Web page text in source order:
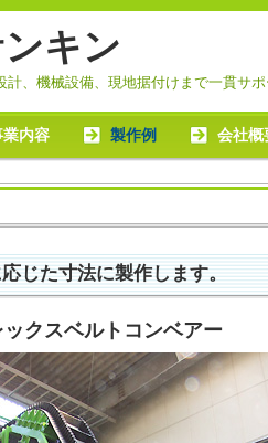
キン
計、機械設備、現地据付けまで一貫サ
業内容 製作例 会社概
じた寸法に製作します。
クスベルトコンベアー